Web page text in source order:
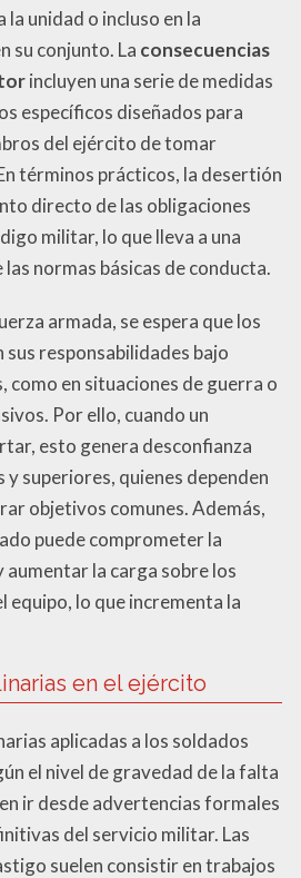
unidad o incluso en la
su conjunto. La consecuencias
incluyen una serie de medidas
específicos diseñados para
del ejército de tomar
términos prácticos, la desertión
directo de las obligaciones
militar, lo que lleva a una
normas básicas de conducta.
armada, se espera que los
sus responsabilidades bajo
como en situaciones de guerra o
Por ello, cuando un
esto genera desconfianza
y superiores, quienes dependen
objetivos comunes. Además,
puede comprometer la
la carga sobre los
equipo, lo que incrementa la
en el ejército
aplicadas a los soldados
el nivel de gravedad de la falta
ir desde advertencias formales
del servicio militar. Las
suelen consistir en trabajos